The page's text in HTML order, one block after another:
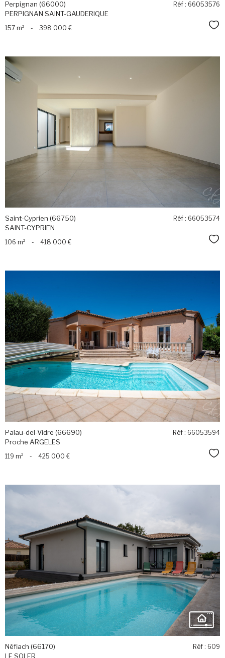
Perpignan (66000)
PERPIGNAN SAINT-GAUDERIQUE
Réf : 66053576
157 m² - 398 000 €
voir le
bien
Saint-Cyprien (66750)
SAINT-CYPRIEN
Réf : 66053574
106 m² - 418 000 €
voir le
bien
Palau-del-Vidre (66690)
Proche ARGELES
Réf : 66053594
119 m² - 425 000 €
voir le
bien
Néfiach (66170)
LE SOLER
Réf : 609